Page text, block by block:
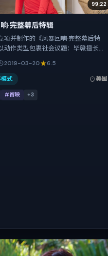
99:22
·完整幕后特辑
项并制作的《风暴回响·完整幕后特
动作类型包裹社会议题：毕赣擅长用
手戏为看点之一。上映时间：2019-
片长158分钟；适合关注现实质感与
2019-03-20 6.5
式 美国
#首映 +3